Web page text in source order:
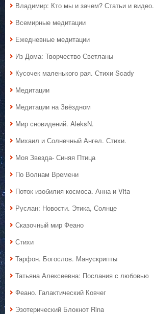
Владимир: Кто мы и зачем? Статьи и видео.
Всемирные медитации
Ежедневные медитации
Из Дома: Творчество Светланы
Кусочек маленького рая. Стихи Scady
Медитации
Медитации на Звёздном
Мир сновидений. AleksN.
Михаил и Солнечный Ангел. Стихи.
Моя Звезда- Синяя Птица
По Волнам Времени
Поток изобилия космоса. Анна и Vita
Руслан: Новости. Этика, Солнце
Сказочный мир Феано
Стихи
Тарфон. Богослов. Манускрипты
Татьяна Алексеевна: Послания с любовью
Феано. Галактический Ковчег
Эзотерический Блокнот Rina